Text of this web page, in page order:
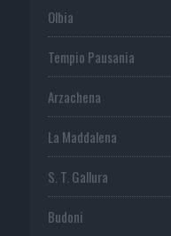
Olbia
Tempio Pausania
Arzachena
La Maddalena
S. T. Gallura
Budoni